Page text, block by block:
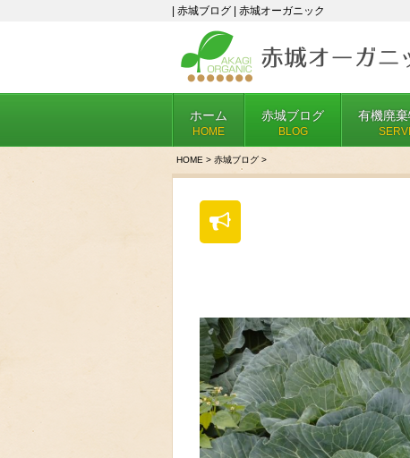
| 赤城ブログ | 赤城オーガニック
ホーム
HOME
赤城ブログ
BLOG
有機廃
HOME > 赤城ブログ >